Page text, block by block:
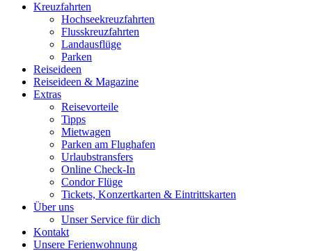
Kreuzfahrten
Hochseekreuzfahrten
Flusskreuzfahrten
Landausflüge
Parken
Reiseideen
Reiseideen & Magazine
Extras
Reisevorteile
Tipps
Mietwagen
Parken am Flughafen
Urlaubstransfers
Online Check-In
Condor Flüge
Tickets, Konzertkarten & Eintrittskarten
Über uns
Unser Service für dich
Kontakt
Unsere Ferienwohnung